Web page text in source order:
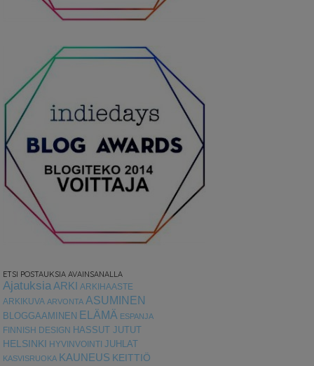
ETSI POSTAUKSIA AVAINSANALLA
Ajatuksia ARKI ARKIHAASTE
ARKIKUVA ARVONTA ASUMINEN
BLOGGAAMINEN ELÄMÄ ESPANJA
FINNISH DESIGN HASSUT JUTUT
HELSINKI
HYVINVOINTI JUHLAT
KASVISRUOKA KAUNEUS KEITTIÖ